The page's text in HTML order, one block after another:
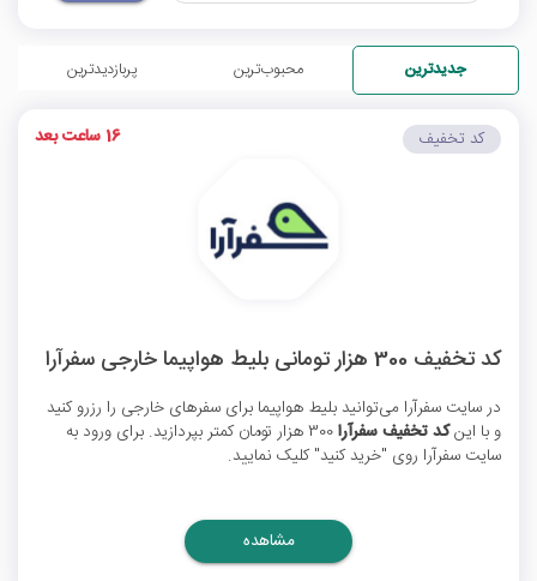
جدیدترین محبوب‌ترین پربازدیدترین
کد تخفیف 300 هزار تومانی بلیط هواپیما خارجی سفرآرا
در سایت سفرآرا می‌توانید بلیط هواپیما برای سفرهای خارجی را رزرو کنید
و با اینکد تخفیف سفرآرا
300 هزار تومان کمتر بپردازید. برای ورود به
سایت سفرآرا روی "خرید کنید" کلیک نمایید.
کد تخفیف 16 ساعت بعد
مشاهده